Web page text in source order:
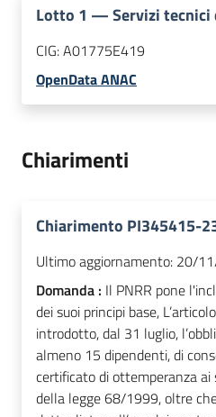
Lotto 1 —Servizi
CIG:A01775E419
OpenData ANAC
Chiarimenti
Chiarimento PI345415-
Ultimo aggiornamento: 20/
Domanda : Il PNRR pone
dei suoi principi base,
introdotto, dal 31 luglio,
almeno 15 dipendenti, di
certificato di ottemperanza ai
della legge 68/1999, oltre